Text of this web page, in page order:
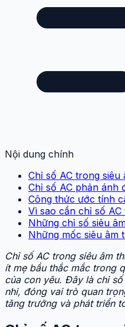
Nội dung chính
Chỉ số AC trong siêu
Chỉ số AC phản ánh
Công thức ước tính
Vì sao cần chỉ số
Những chỉ số siêu
Những mốc siêu âm
Chỉ số AC trong siêu âm
ít mẹ bầu thắc mắc trong
của con yêu. Đây là chỉ
nhi, đóng vai trò quan
tăng trưởng và phát triển